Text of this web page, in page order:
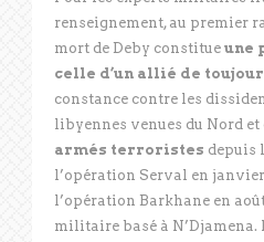
renseignement, au premier
mort de Deby constitue une
celle d’un allié de
constance contre les
libyennes venues du Nord et
armés terroristes depuis
l’opération Serval en janvier
l’opération Barkhane en
militaire basé à N’Djamena.